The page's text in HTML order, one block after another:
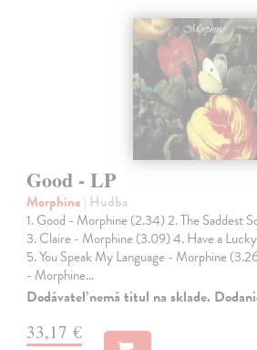
Good - LP
Morphine | Hudba
1. Good - Morphine (2.34) 2. The Saddest
3. Claire - Morphine (3.09) 4. Have a
5. You Speak My Language - Morphine
- Morphine…
Dodávateľ nemá titul na sklade.
33,17 €